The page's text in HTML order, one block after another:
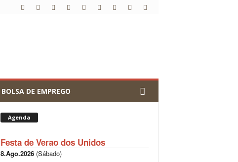
BOLSA DE EMPREGO
Agenda
Festa de Verao dos Unidos
8.Ago.2026(Sábado)